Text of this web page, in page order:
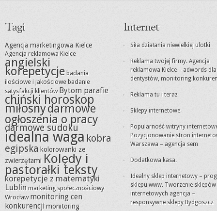
Tagi
Agencja marketingowa Kielce
Agencja reklamowa Kielce
angielski
korepetycje badania
ilościowe i jakościowe badanie
satysfakcji klientów Bytom parafie
chiński horoskop
miłosnydarmowe
ogłoszenia o pracy
darmowe sudoku
idealna waga kobra
egipska kolorowanki ze
zwierzętami Kolędy i
pastorałki teksty
korepetycje z matematyki
Lublin marketing społecznościowy
Wrocław monitoring cen
konkurencjimonitoring
Internet
Siła działania niewielkiej ulotki
Reklama twojej firmy. Agencja
reklamowa Kielce – adwords dla
dentystów, monitoring
Reklama tu i teraz
Sklepy internetowe.
Popularność witryny
Pozycjonowanie stron
Warszawa – agencja sem
Dodatkowa kasa.
Idealny sklep internetowy –
sklepu www. Tworzenie sklepów
internetowych agencja –
responsywne sklepy Bydgoszcz